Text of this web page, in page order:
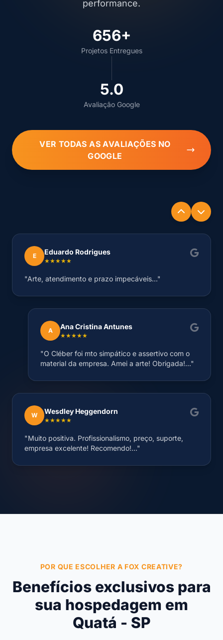
performance.
656+
Projetos Entregues
5.0
Avaliação Google
VER TODAS AS AVALIAÇÕES NO
GOOGLE
E Eduardo Rodrigues
★★★★★
"Arte, atendimento e prazo impecáveis..."
A Ana Cristina Antunes
★★★★★
"O Cléber foi mto simpático e assertivo com o
material da empresa. Amei a arte! Obrigada!..."
W Wesdley Heggendorn
★★★★★
"Muito positiva. Profissionalismo, preço, suporte,
empresa excelente! Recomendo!..."
POR QUE ESCOLHER A FOX CREATIVE?
Benefícios exclusivos para
sua hospedagem em
Quatá - SP